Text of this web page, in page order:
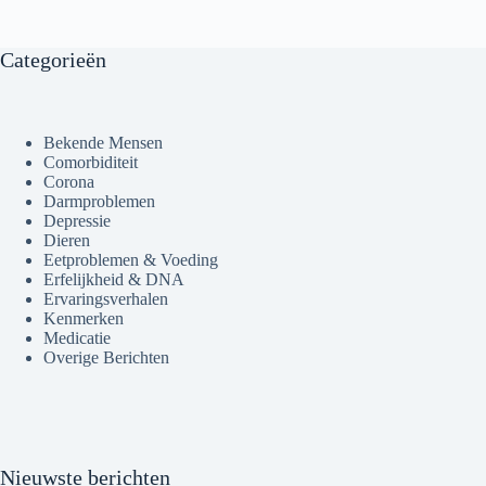
Categorieën
Bekende Mensen
Comorbiditeit
Corona
Darmproblemen
Depressie
Dieren
Eetproblemen & Voeding
Erfelijkheid & DNA
Ervaringsverhalen
Kenmerken
Medicatie
Overige Berichten
Nieuwste berichten